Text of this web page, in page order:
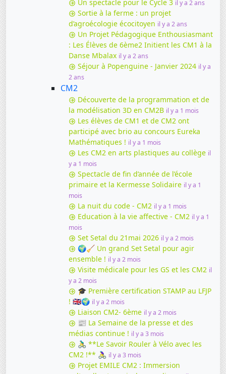
Un spectacle pour le Cycle 3 il y a 2 ans
Sortie à la ferme : un projet
d’agroécologie écocitoyen il y a 2 ans
Un Projet Pédagogique Enthousiasmant
: Les Élèves de 6ème2 Initient les CM1 à la
Danse Mbalax il y a 2 ans
Séjour à Popenguine - Janvier 2024 il y a
2 ans
CM2
Découverte de la programmation et de
la modélisation 3D en CM2B il y a 1 mois
Les élèves de CM1 et de CM2 ont
participé avec brio au concours Eureka
Mathématiques ! il y a 1 mois
Les CM2 en arts plastiques au collège il
y a 1 mois
Spectacle de fin d’année de l’école
primaire et la Kermesse Solidaire il y a 1
mois
La nuit du code - CM2 il y a 1 mois
Education à la vie affective - CM2 il y a 1
mois
Set Setal du 21mai 2026 il y a 2 mois
🌍🧹 Un grand Set Setal pour agir
ensemble ! il y a 2 mois
Visite médicale pour les GS et les CM2 il
y a 2 mois
🎓 Première certification STAMP au LFJP
! 🇬🇧🌍 il y a 2 mois
Liaison CM2- 6ème il y a 2 mois
📰 La Semaine de la presse et des
médias continue ! il y a 3 mois
🚴‍♂️ **Le Savoir Rouler à Vélo avec les
CM2 !** 🚴‍♀️ il y a 3 mois
Projet EMILE CM2 : Immersion